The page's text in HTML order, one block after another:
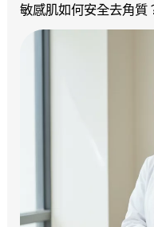
敏感肌如何安全去角質